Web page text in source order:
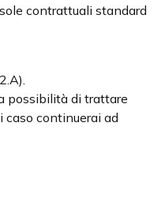
contrattuali standard
possibilità di trattare
continuerai ad